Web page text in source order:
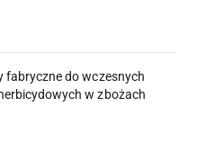
fabryczne do wczesnych
w zbożach